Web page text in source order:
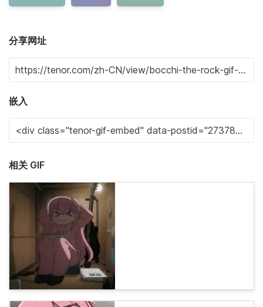
分享网址
嵌入
相关 GIF